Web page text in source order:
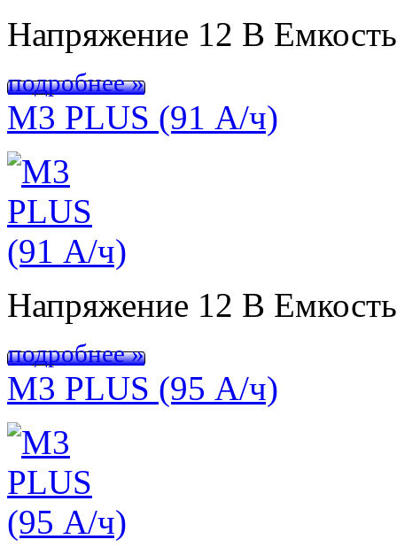
Напряжение 12 В
подробнее »
M3 PLUS (91 А/ч)
Напряжение 12 В
подробнее »
M3 PLUS (95 А/ч)